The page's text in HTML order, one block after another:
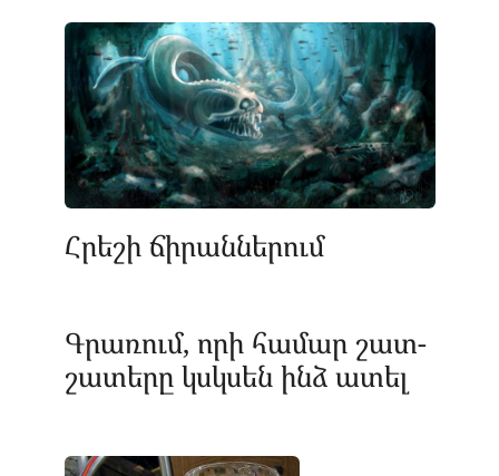
Հրեշի ճիրաններում
Գրառում, որի համար շատ-
շատերը կսկսեն ինձ ատել